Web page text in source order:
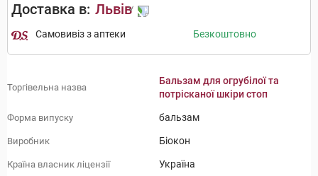
Доставка в: Львів
Самовивіз з аптеки Безкоштовно
Торгівельна назва
Бальзам для огрубілої та
потрісканої шкіри стоп
Форма випуску бальзам
Виробник Біокон
Країна власник ліцензії Україна